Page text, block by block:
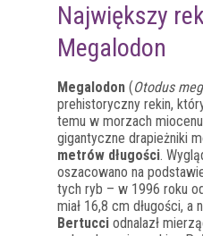
Największy
Megalodon
Megalodon (Otodus
prehistoryczny rekin,
temu w morzach
gigantyczne drapieżniki
metrów długości.
oszacowano na
tych ryb – w 1996 roku
miał 16,8 cm długości, a
Bertucci odnalazł